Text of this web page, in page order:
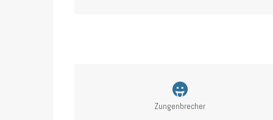
Zungenbrecher